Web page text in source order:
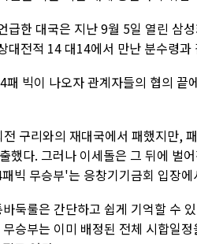
급한 대국은 지난 9월 5일 열린 삼
대전적 14 대14에서 만난 분수령과
패 빅이 나오자 관계자들의 협의
구리와의 재대국에서 패했지만,
했다. 그러나 이세돌은 그 뒤에 벌
빅 무승부'는 응창기기금회 입장
둑룰은 간단하고 쉽게 기억할 수
승부는 이미 배정된 전체 시합일